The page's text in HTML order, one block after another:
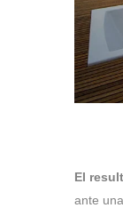
El
ante una